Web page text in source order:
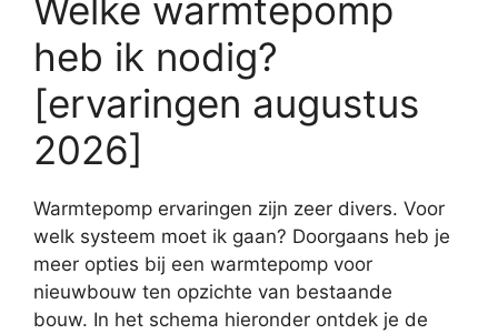
Welke warmtepomp
heb ik nodig?
[ervaringen augustus
2026]
Warmtepomp ervaringen zijn zeer divers. Voor
welk systeem moet ik gaan? Doorgaans heb je
meer opties bij een warmtepomp voor
nieuwbouw ten opzichte van bestaande
bouw. In het schema hieronder ontdek je de